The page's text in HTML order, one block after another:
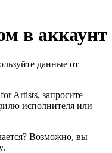
в аккаунт
данные от
Artists, запросите
исполнителя или
Возможно, вы